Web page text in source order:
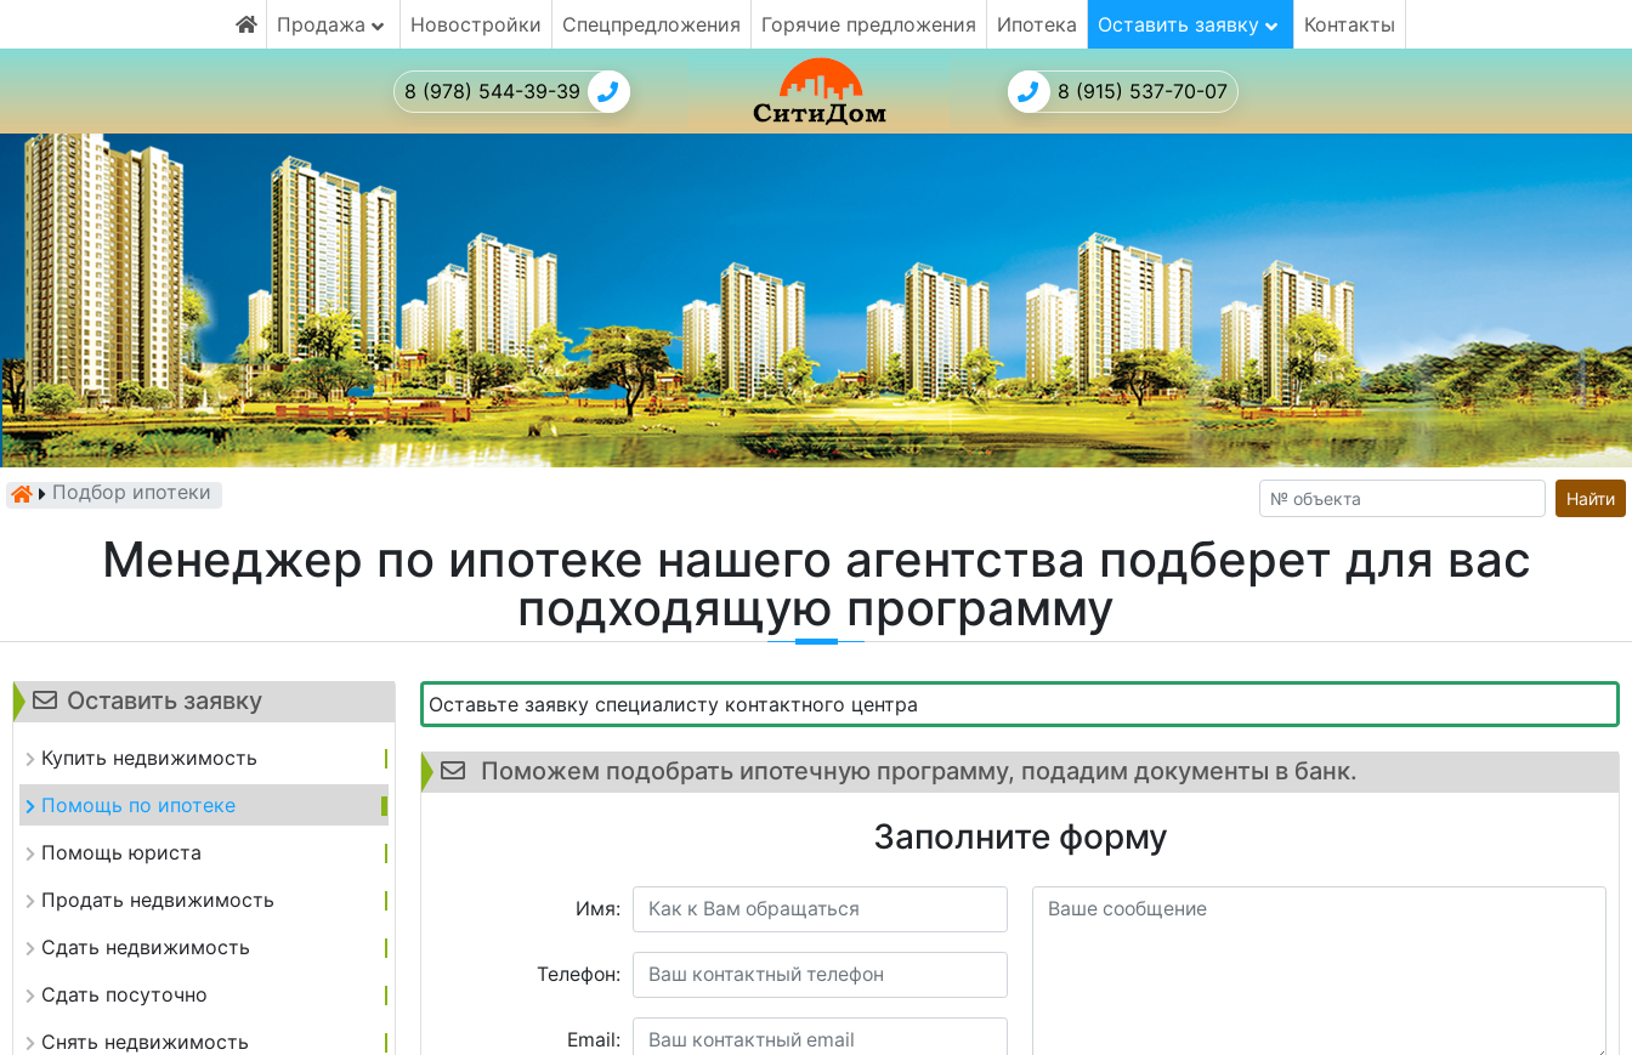
Продажа Новостройки Спецпредложения Горячие предложения Ипотека Оставить заявку Контакты
8 (978) 544-39-39 8 (915) 537-70-07
Подбор ипотеки Найти
Менеджер по ипотеке нашего агентства подберет для вас
подходящую программу
Оставить заявку
Купить недвижимость
Помощь по ипотеке
Помощь юриста
Продать недвижимость
Сдать недвижимость
Сдать посуточно
Снять недвижимость
Оставьте заявку специалисту контактного центра
Поможем подобрать ипотечную программу, подадим документы в банк.
Заполните форму
Имя:
Телефон:
Email: